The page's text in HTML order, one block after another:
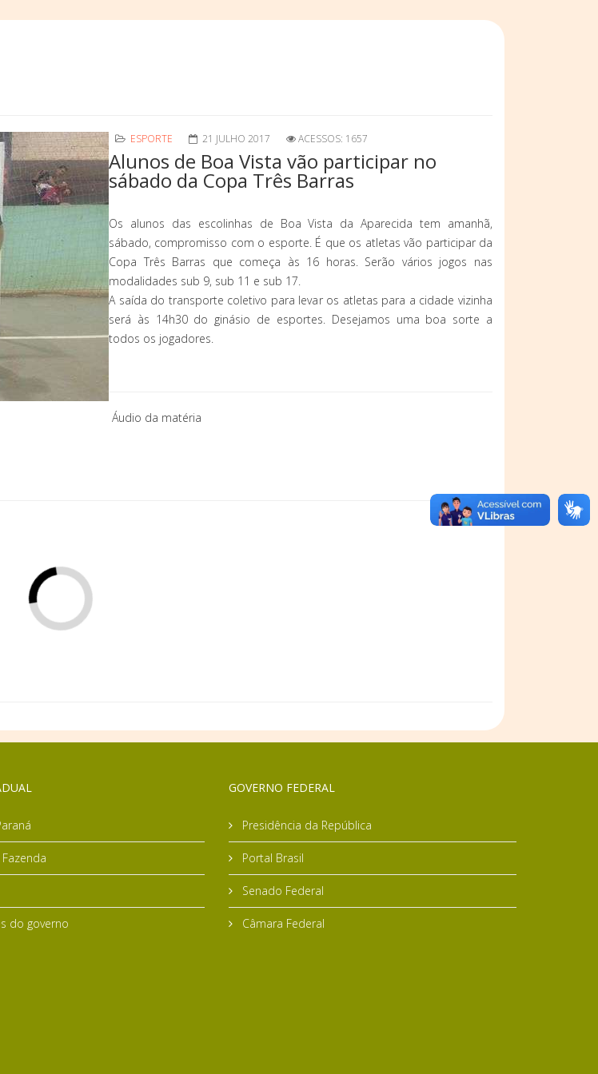
ESPORTE 21 JULHO 2017 ACESSOS: 1657
Alunos de Boa Vista vão participar no
sábado da Copa Três Barras
Os alunos das escolinhas de Boa Vista da Aparecida tem amanhã,
sábado, compromisso com o esporte. É que os atletas vão participar da
Copa Três Barras que começa às 16 horas. Serão vários jogos nas
modalidades sub 9, sub 11 e sub 17.
A saída do transporte coletivo para levar os atletas para a cidade vizinha
será às 14h30 do ginásio de esportes. Desejamos uma boa sorte a
todos os jogadores.
Áudio da matéria
do governo
GOVERNO FEDERAL
Presidência da República
Portal Brasil
Senado Federal
Câmara Federal